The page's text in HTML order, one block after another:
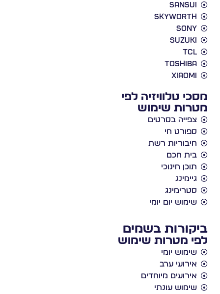
Sansui
Skyworth
Sony
Suzuki
TCL
Toshiba
Xiaomi
מסכי טלוויזיה לפי
מטרות שימוש
צפייה בסרטים
ספורט חי
חיבוריות רשת
בית חכם
תוכן חינוכי
גיימינג
סטרימינג
שימוש יום יומי
ביקורות בשמים
לפי מטרות שימוש
שימוש יומי
אירועי ערב
אירועים מיוחדים
שימוש עונתי